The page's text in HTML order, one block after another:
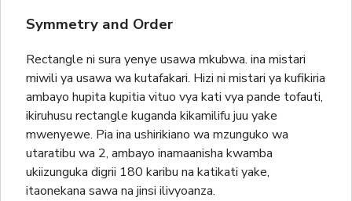
Symmetry and Order
Rectangle ni sura yenye usawa mkubwa. ina mistari
miwili ya usawa wa kutafakari. Hizi ni mistari ya kufikiria
ambayo hupita kupitia vituo vya kati vya pande tofauti,
ikiruhusu rectangle kuganda kikamilifu juu yake
mwenyewe. Pia ina ushirikiano wa mzunguko wa
utaratibu wa 2, ambayo inamaanisha kwamba
ukiizunguka digrii 180 karibu na katikati yake,
itaonekana sawa na jinsi ilivyoanza.